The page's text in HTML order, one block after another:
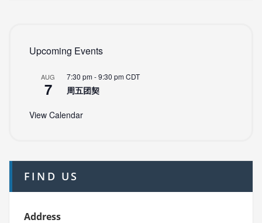
Upcoming Events
AUG
7
7:30 pm-9:30 pmCDT
周五团契
View Calendar
FIND US
Address